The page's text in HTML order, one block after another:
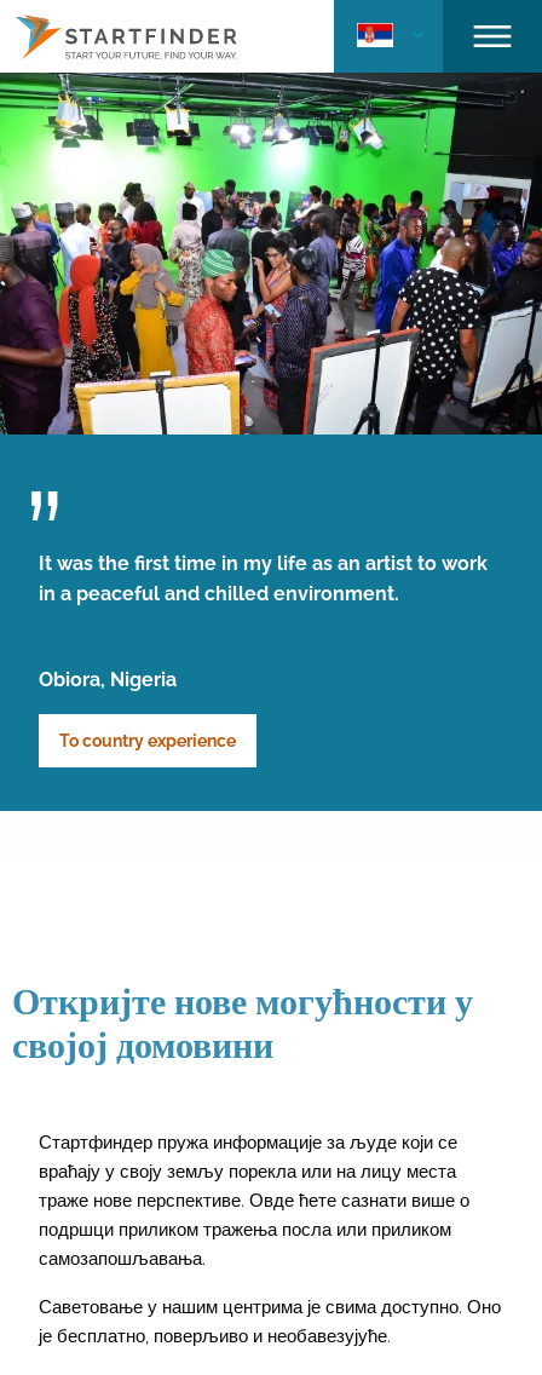
It was the first time in my life as an artist to work
in a peaceful and chilled environment.
Obiora, Nigeria
To country experience
Откријте нове могућности у
својој домовини
Стартфиндер пружа информације за људе који се
враћају у своју земљу порекла или на лицу места
траже нове перспективе. Овде ћете сазнати више о
подршци приликом тражења посла или приликом
самозапошљавања.
Саветовање у нашим центрима је свима доступно. Оно
је бесплатно, поверљиво и необавезујуће.